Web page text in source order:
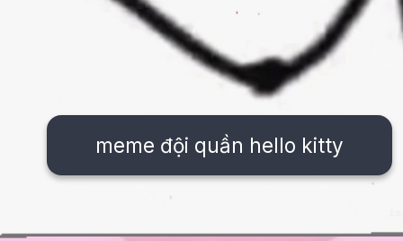
meme đội quần hello kitty